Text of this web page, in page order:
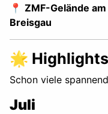
📍 ZMF-Gelände
Breisgau
🌟
Schon viele
Juli